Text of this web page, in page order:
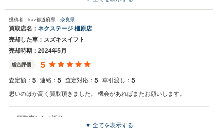
お世話になっております。 株式会社ネクステージでございます。 この
た。 弊社ではお車の買取・販売だけではなく、カーナビや車載カメラ
などの用品販売、自動車損害保険、整備・点検・車検まで、お客様の
カーライフをトータルでサポートさせていただくことをビジネスモデ
ルとしております。 またのご利用、スタッフ一同お待ち申し上げてお
投稿者：kaz都道府県： 奈良県
買取店名： ネクステージ 橿原店
売却した車：スズキスイフト
売却時期：2024年5月
総合評価 5
査定額： 5 連絡： 5 査定対応： 5 車引渡し： 5
思いのほか高く買取頂きました。 機会があればまたお願いします。
買取店からの返信
お世話になっております。 株式会社ネクステージでございます。 この
▼ 全てを表示する